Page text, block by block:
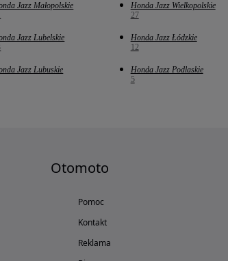
Jazz Małopolskie
Honda Jazz Wielkopolskie
27
Jazz Lubelskie
Honda Jazz Łódzkie
12
Jazz Lubuskie
Honda Jazz Podlaskie
5
Otomoto
Pomoc
Kontakt
Reklama